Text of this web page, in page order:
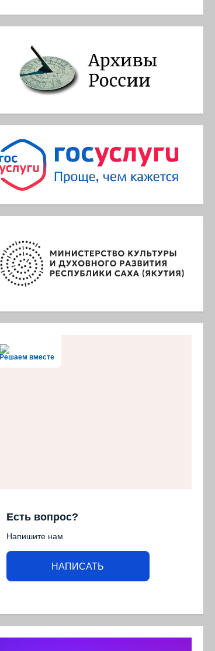
Решаем вместе
Есть вопрос?
Напишите нам
НАПИСАТЬ